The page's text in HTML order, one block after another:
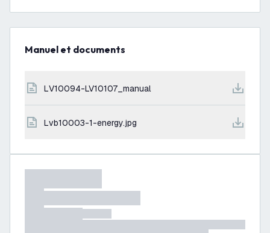
Manuel et documents
LV10094-LV10107_manual
lvb10003-1-energy.jpg